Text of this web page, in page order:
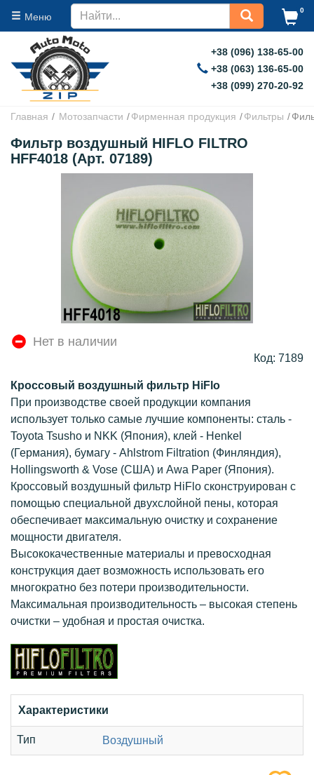
Меню
0
+38 (096) 138-65-00
+38 (063) 136-65-00
+38 (099) 270-20-92
Главная Мотозапчасти Фирменная продукция Фильтры
Фильтр воздушный HIFLO FILTRO
HFF4018 (Арт. 07189)
Нет в наличии
Код: 7189
Кроссовый воздушный фильтр HiFlo
При производстве своей продукции компания
использует только самые лучшие компоненты: сталь -
Toyota Tsusho и NKK (Япония), клей - Henkel
(Германия), бумагу - Ahlstrom Filtration (Финляндия),
Hollingsworth & Vose (США) и Awa Paper (Япония).
Кроссовый воздушный фильтр HiFlo сконструирован с
помощью специальной двухслойной пены, которая
обеспечивает максимальную очистку и сохранение
мощности двигателя.
Высококачественные материалы и превосходная
конструкция дает возможность использовать его
многократно без потери производительности.
Максимальная производительность – высокая степень
очистки – удобная и простая очистка.
Характеристики
Тип Воздушный